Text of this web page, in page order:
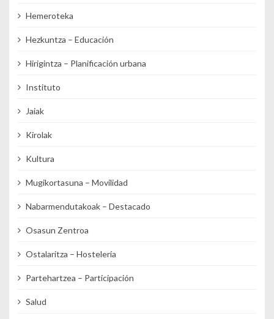
Hemeroteka
Hezkuntza – Educación
Hirigintza – Planificación urbana
Instituto
Jaiak
Kirolak
Kultura
Mugikortasuna – Movilidad
Nabarmendutakoak – Destacado
Osasun Zentroa
Ostalaritza – Hostelería
Partehartzea – Participación
Salud